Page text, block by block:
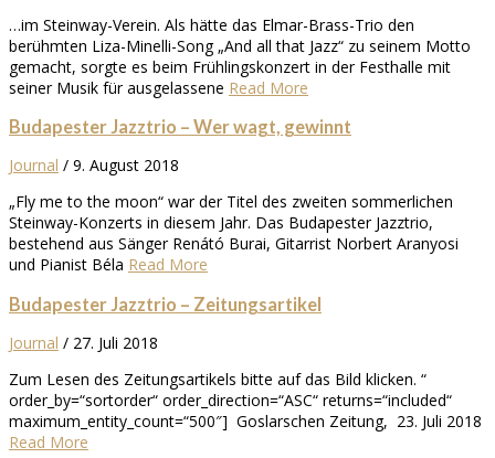
…im Steinway-Verein. Als hätte das Elmar-Brass-Trio den
berühmten Liza-Minelli-Song „And all that Jazz“ zu seinem Motto
gemacht, sorgte es beim Frühlingskonzert in der Festhalle mit
seiner Musik für ausgelassene Read More
Budapester Jazztrio – Wer wagt, gewinnt
Journal / 9. August 2018
„Fly me to the moon“ war der Titel des zweiten sommerlichen
Steinway-Konzerts in diesem Jahr. Das Budapester Jazztrio,
bestehend aus Sänger Renátó Burai, Gitarrist Norbert Aranyosi
und Pianist Béla Read More
Budapester Jazztrio – Zeitungsartikel
Journal / 27. Juli 2018
Zum Lesen des Zeitungsartikels bitte auf das Bild klicken. “
order_by=“sortorder“ order_direction=“ASC“ returns=“included“
maximum_entity_count=“500″] Goslarschen Zeitung, 23. Juli 2018
Read More